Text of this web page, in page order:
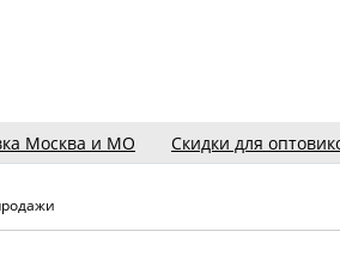
Москва и МО Скидки для